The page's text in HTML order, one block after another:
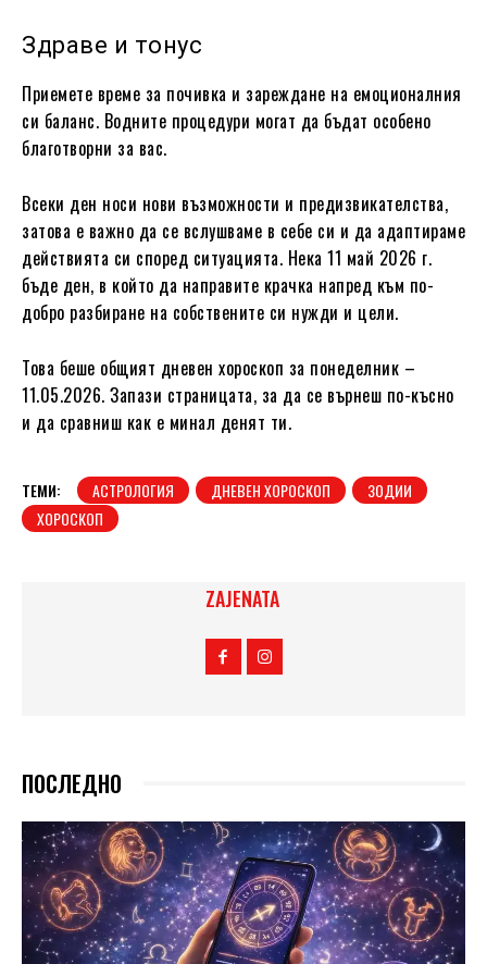
Здраве и тонус
Приемете време за почивка и зареждане на емоционалния
си баланс. Водните процедури могат да бъдат особено
благотворни за вас.
Всеки ден носи нови възможности и предизвикателства,
затова е важно да се вслушваме в себе си и да адаптираме
действията си според ситуацията. Нека 11 май 2026 г.
бъде ден, в който да направите крачка напред към по-
добро разбиране на собствените си нужди и цели.
Това беше общият дневен хороскоп за понеделник –
11.05.2026. Запази страницата, за да се върнеш по-късно
и да сравниш как е минал денят ти.
ТЕМИ: АСТРОЛОГИЯ ДНЕВЕН ХОРОСКОП
ЗОДИИ
ХОРОСКОП
ZAJENATA
ПОСЛЕДНО